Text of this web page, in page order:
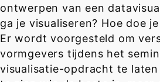
ontwerpen van een
ga je visualiseren? Hoe doe
Er wordt voorgesteld om
vormgevers tijdens het
visualisatie-opdracht te